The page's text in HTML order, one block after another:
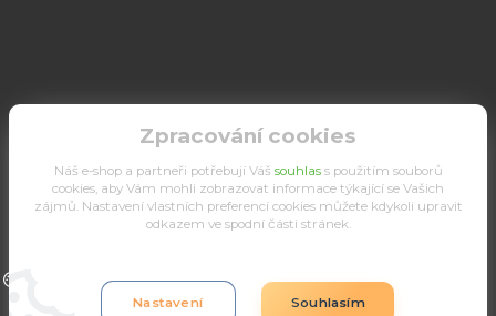
Upravit sběr cookies.
Zpracování cookies
Náš e-shop a partneři potřebují Váš souhlass použitím souborů
cookies, aby Vám mohli zobrazovat informace týkající se Vašich
zájmů. Nastavení vlastních preferencí cookies můžete kdykoli upravit
odkazem ve spodní části stránek.
Nastavení Souhlasím